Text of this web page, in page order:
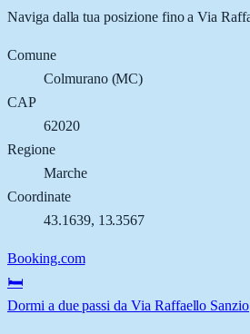
Naviga dalla tua posizione fino aVia
Comune
Colmurano(MC)
CAP
62020
Regione
Marche
Coordinate
43.1639, 13.3567
Booking.com
🛏️
Dormi a due passi da Via Raffaello Sanzio